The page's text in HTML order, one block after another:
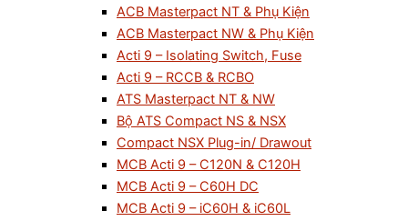
ACB Masterpact NT & Phụ Kiện
ACB Masterpact NW & Phụ Kiện
Acti 9 – Isolating Switch, Fuse
Acti 9 – RCCB & RCBO
ATS Masterpact NT & NW
Bộ ATS Compact NS & NSX
Compact NSX Plug-in/ Drawout
MCB Acti 9 – C120N & C120H
MCB Acti 9 – C60H DC
MCB Acti 9 – iC60H & iC60L